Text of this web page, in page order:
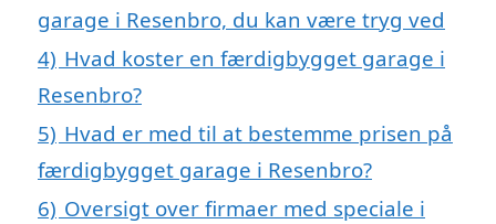
garage i Resenbro, du kan være tryg ved
4) Hvad koster en færdigbygget garage i
Resenbro?
5) Hvad er med til at bestemme prisen på
færdigbygget garage i Resenbro?
6) Oversigt over firmaer med speciale i